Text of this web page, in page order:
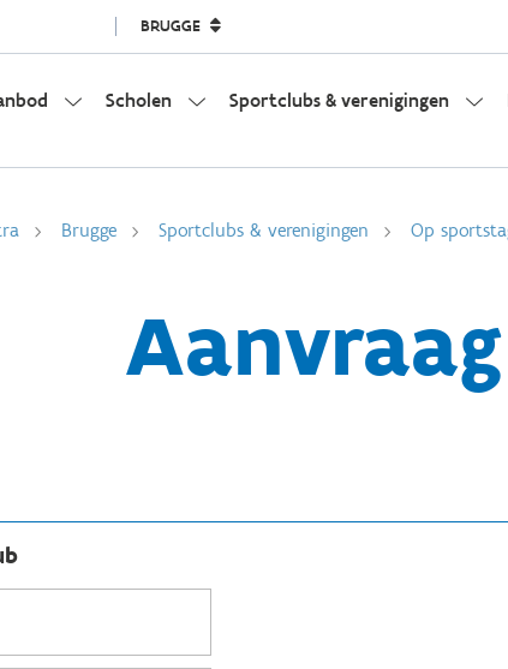
BRUGGE
Scholen Sportclubs & verenigingen
Brugge Sportclubs & verenigingen Op